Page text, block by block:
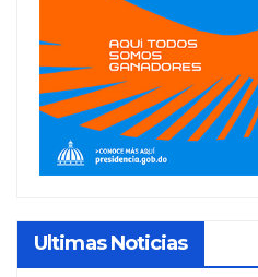
Ultimas Noticias